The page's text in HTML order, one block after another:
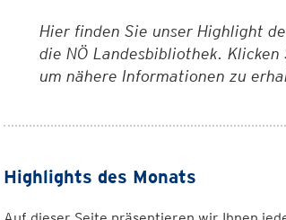
Hier finden Sie unser Highlight
die NÖ Landesbibliothek.
um nähere Informationen zu
Highlights des Monats